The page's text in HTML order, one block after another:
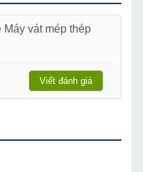
vát mép thép
Viết đánh giá